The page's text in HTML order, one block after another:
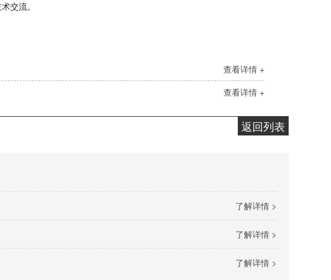
交流。
查看详情 +
查看详情 +
返回列表
了解详情 >
了解详情 >
了解详情 >